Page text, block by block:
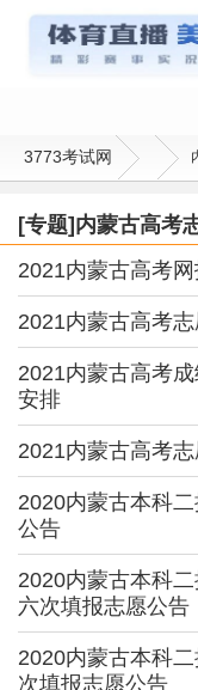
3773考试网
[专题]内蒙古高考
2021内蒙古高考
2021内蒙古高考
2021内蒙古高考
安排
2021内蒙古高考
2020内蒙古本科
公告
2020内蒙古本科
六次填报志愿公告
2020内蒙古本科
次填报志愿公告